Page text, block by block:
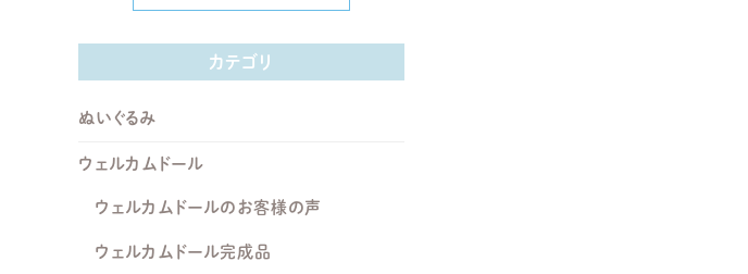
カテゴリ
ぬいぐるみ
ウェルカムドール
ウェルカムドールのお客様の声
ウェルカムドール完成品